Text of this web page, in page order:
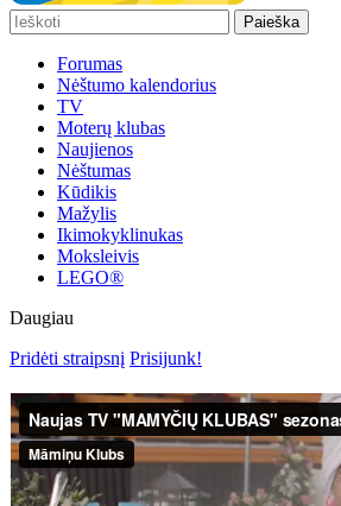
Paieška
Forumas
Nėštumo kalendorius
TV
Moterų klubas
Naujienos
Nėštumas
Kūdikis
Mažylis
Ikimokyklinukas
Moksleivis
LEGO®
Daugiau
Pridėti straipsnį Prisijunk!